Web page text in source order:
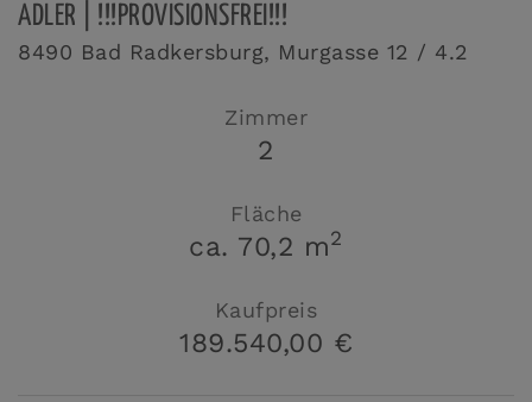
ADLER | !!!PROVISIONSFREI!!!
8490 Bad Radkersburg, Murgasse 12 / 4.2
Zimmer
2
Fläche
ca. 70,2 m2
Kaufpreis
189.540,00 €